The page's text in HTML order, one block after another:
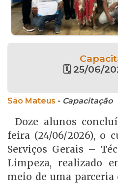
🗓 25/06/
São Mateus - Capacitação
Doze alunos
feira (24/06/2026), o
Serviços Gerais –
Limpeza, realizado
meio de uma